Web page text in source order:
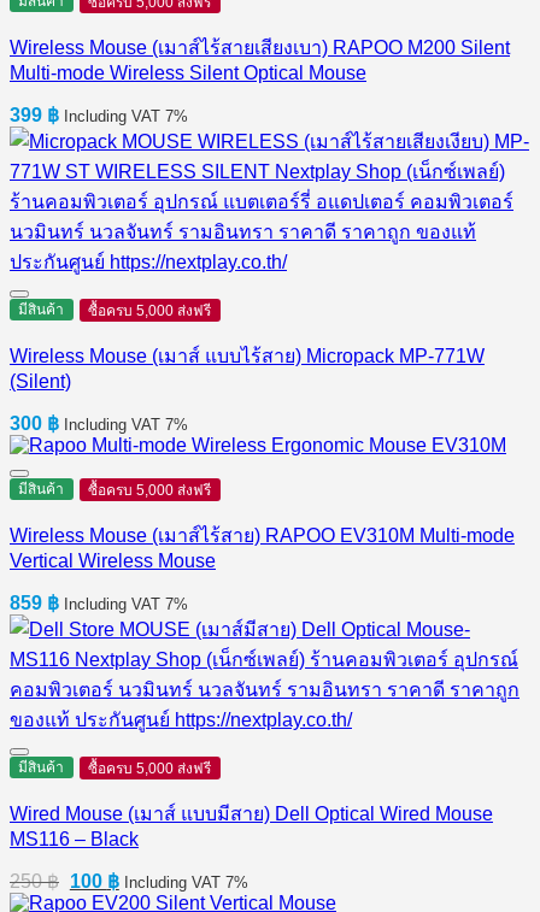
Wireless Mouse (เมาส์ไร้สายเสียงเบา) RAPOO M200 Silent
Multi-mode Wireless Silent Optical Mouse
399 ฿ Including VAT 7%
มีสินค้า ซื้อครบ 5,000 ส่งฟรี
Wireless Mouse (เมาส์ แบบไร้สาย) Micropack MP-771W
(Silent)
300 ฿ Including VAT 7%
มีสินค้า ซื้อครบ 5,000 ส่งฟรี
Wireless Mouse (เมาส์ไร้สาย) RAPOO EV310M Multi-mode
Vertical Wireless Mouse
859 ฿ Including VAT 7%
มีสินค้า ซื้อครบ 5,000 ส่งฟรี
Wired Mouse (เมาส์ แบบมีสาย) Dell Optical Wired Mouse
MS116 – Black
250฿ Original
price
100 ฿Current
price
Including VAT 7%